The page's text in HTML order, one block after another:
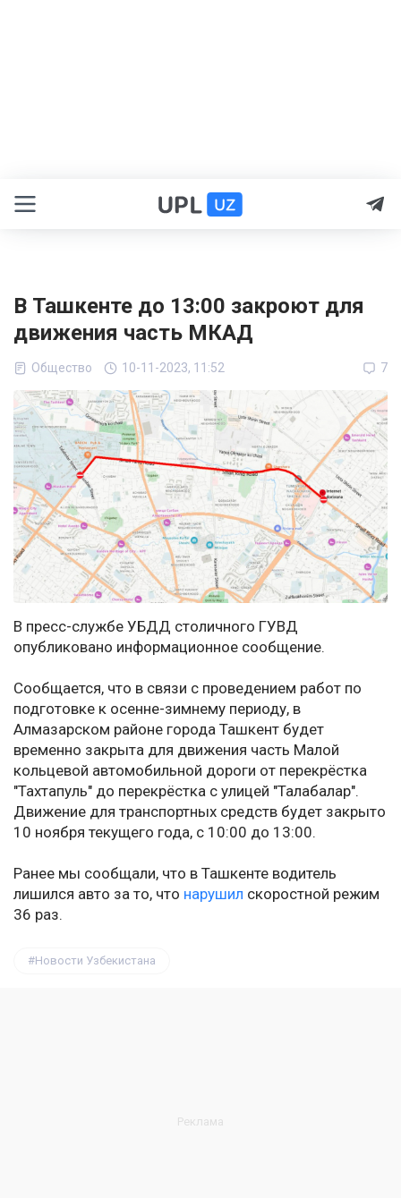
В Ташкенте до 13:00 закроют для
движения часть МКАД
Общество 10-11-2023, 11:52 7
В пресс-службе УБДД столичного ГУВД
опубликовано информационное сообщение.
Сообщается, что в связи с проведением работ по
подготовке к осенне-зимнему периоду, в
Алмазарском районе города Ташкент будет
временно закрыта для движения часть Малой
кольцевой автомобильной дороги от перекрёстка
"Тахтапуль" до перекрёстка с улицей "Талабалар".
Движение для транспортных средств будет закрыто
10 ноября текущего года, с 10:00 до 13:00.
Ранее мы сообщали, что в Ташкенте водитель
лишился авто за то, что нарушил скоростной режим
36 раз.
Новости Узбекистана